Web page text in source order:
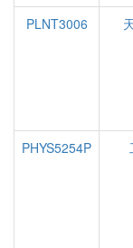
PLNT3006
PHYS5254P